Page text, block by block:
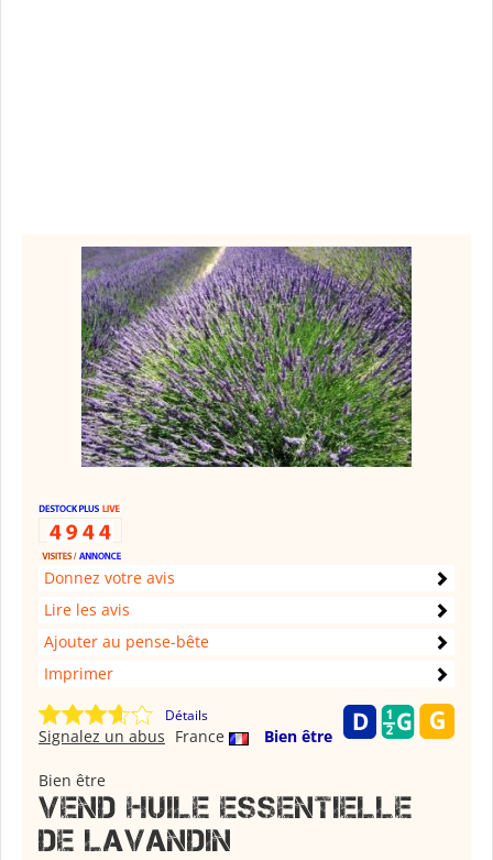
Donnez votre avis
Lire les avis
Ajouter au pense-bête
Imprimer
Détails
France Bien être
Signalez un abus
Bien être
Vend huile essentielle
de lavandin